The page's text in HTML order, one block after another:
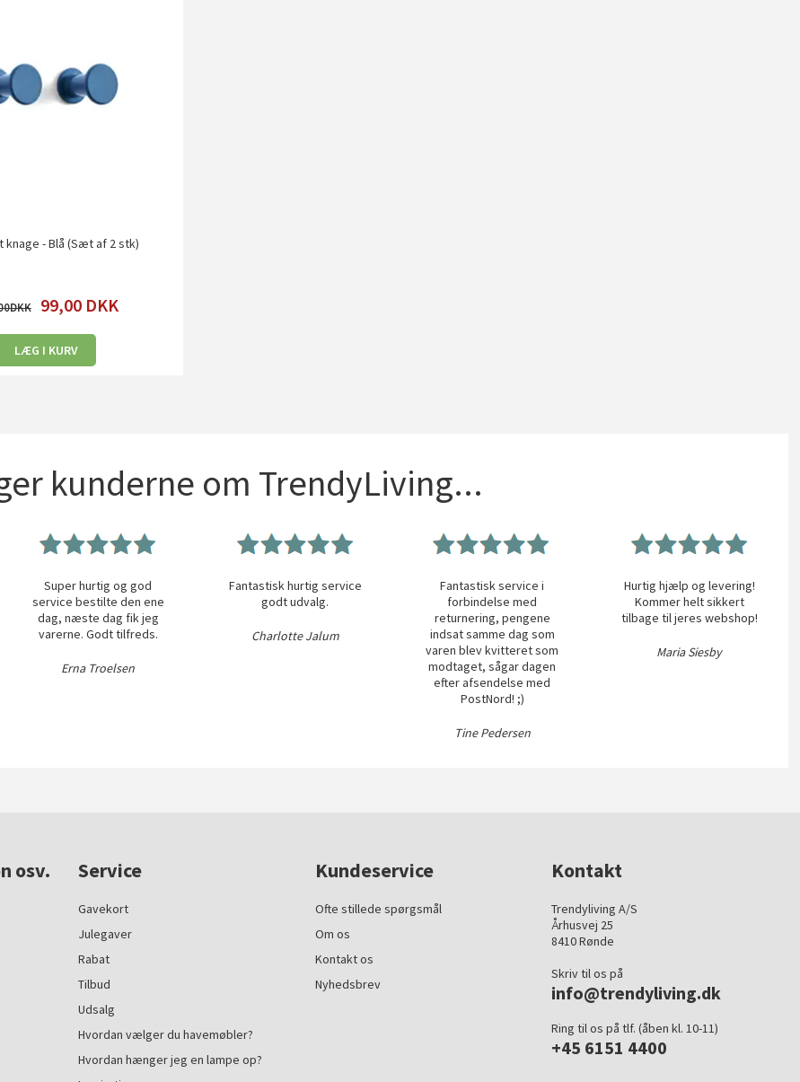
knage - Blå (Sæt af 2 stk)
99,00 DKK
LÆG I KURV
kunderne om TrendyLiving...
Super hurtig og god
service bestilte den ene
dag, næste dag fik jeg
varerne. Godt tilfreds.
Erna Troelsen
Fantastisk hurtig service
godt udvalg.
Charlotte Jalum
Fantastisk service i
forbindelse med
returnering, pengene
indsat samme dag som
varen blev kvitteret som
modtaget, sågar dagen
efter afsendelse med
PostNord! ;)
Tine Pedersen
Hurtig hjælp og levering!
Kommer helt sikkert
tilbage til jeres webshop!
Maria Siesby
osv. Service
Gavekort
Julegaver
Rabat
Tilbud
Udsalg
Hvordan vælger du havemøbler?
Hvordan hænger jeg en lampe op?
Kundeservice
Ofte stillede spørgsmål
Om os
Kontakt os
Nyhedsbrev
Kontakt
Trendyliving A/S
Århusvej 25
8410 Rønde
Skriv til os på
info@trendyliving.dk
Ring til os på tlf. (åben kl. 10-11)
+45 6151 4400